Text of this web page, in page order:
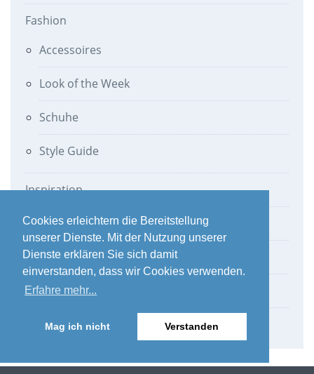
Cookies erleichtern die Bereitstellung
unserer Dienste. Mit der Nutzung unserer
Dienste erklären Sie sich damit
einverstanden, dass wir Cookies verwenden.
Erfahre mehr...
Mag ich nicht Verstanden
Fashion
Accessoires
Look of the Week
Schuhe
Style Guide
Inspiration
Lifestyle
Living
Pflege & Haare
Werbung